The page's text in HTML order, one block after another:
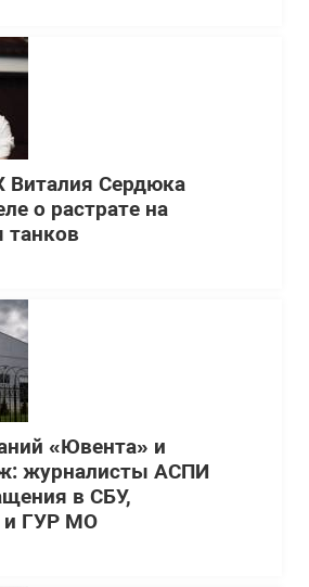
Виталия Сердюка
о растрате на
танков
«Ювента» и
журналисты АСПИ
в СБУ,
и ГУР МО